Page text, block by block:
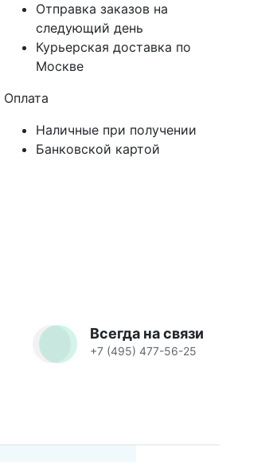
Отправка заказов на
следующий день
Курьерская доставка по
Москве
Оплата
Наличные при получении
Банковской картой
Всегда на связи
+7 (495) 477-56-25